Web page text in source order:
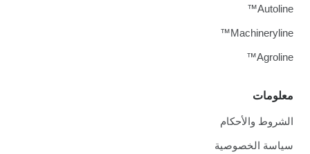
معلومات
الشروط والأحكام
سياسة الخصوصية
Autoline™
Machineryline™
Agroline™